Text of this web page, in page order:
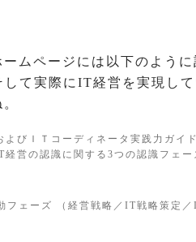
ムページには以下のように
て実際にIT経営を実現し
びＩＴコーディネータ実践力ガイ
営の認識に関する3つの認識フェー
ェーズ （経営戦略／IT戦略策定／